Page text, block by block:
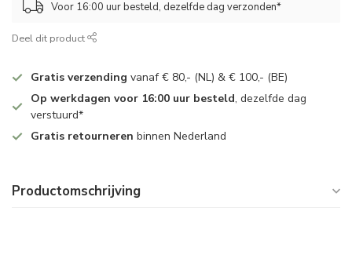
Voor 16:00 uur besteld, dezelfde dag verzonden*
Deel dit product
Gratis verzending vanaf € 80,- (NL) & € 100,- (BE)
Op werkdagen voor 16:00 uur besteld, dezelfde dag
verstuurd*
Gratis retourneren binnen Nederland
Productomschrijving